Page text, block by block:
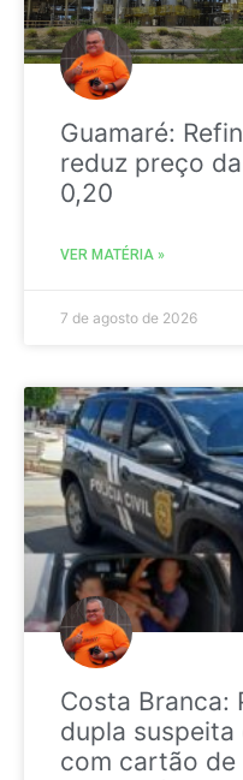
Guamaré:
reduz preço
0,20
VER MATÉRIA »
7 de agosto de 2026
Costa Branca:
dupla
com cartão